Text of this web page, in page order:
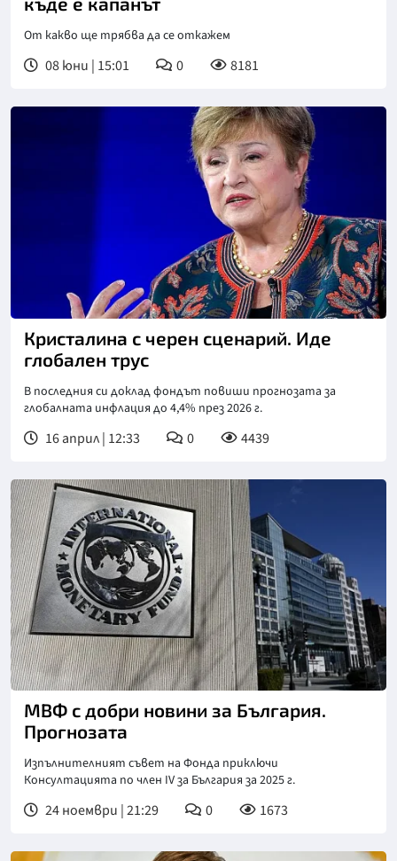
От какво ще трябва да се откажем
08 юни | 15:01 0 8181
Кристалина с черен сценарий. Иде
глобален трус
В последния си доклад фондът повиши прогнозата за
глобалната инфлация до 4,4% през 2026 г.
16 април | 12:33 0 4439
МВФ с добри новини за България.
Прогнозата
Изпълнителният съвет на Фонда приключи
Консултацията по член IV за България за 2025 г.
24 ноември | 21:29 0 1673